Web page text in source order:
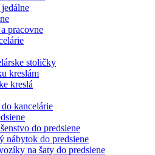
pracovne
stoličky
kreslám
kreslá
kancelárie
do predsiene
nábytok do predsiene
na šaty do predsiene